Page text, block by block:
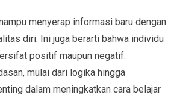
menyerap informasi baru dengan
diri. Ini juga berarti bahwa individu
positif maupun negatif.
mulai dari logika hingga
dalam meningkatkan cara belajar